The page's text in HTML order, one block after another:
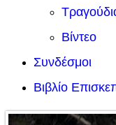
Βίντεο
Συνδέσμοι
Βιβλίο